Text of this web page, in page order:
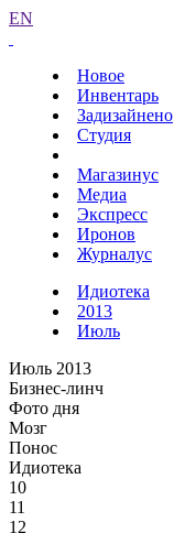
EN
Новое
Инвентарь
Задизайнено
Студия
Магазинус
Медиа
Экспресс
Иронов
Журналус
Идиотека
2013
Июль
Июль 2013
Бизнес-линч
Фото дня
Мозг
Понос
Идиотека
10
11
12